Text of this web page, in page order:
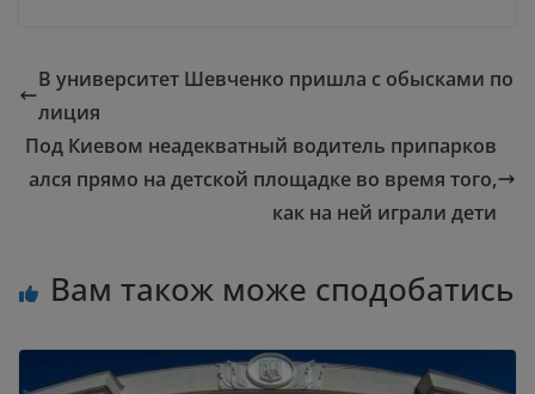
В университет Шевченко пришла с обысками по
лиция
Под Киевом неадекватный водитель припарков
ался прямо на детской площадке во время того,
как на ней играли дети
Вам також може сподобатись